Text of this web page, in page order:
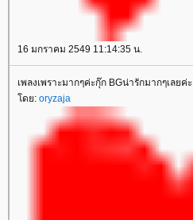
16 มกราคม 2549 11:14:35 น.
เพลงเพราะมากๆค่ะกุ๊ก BGน่ารักมากๆเลยค่ะ
ดย: oryzaja